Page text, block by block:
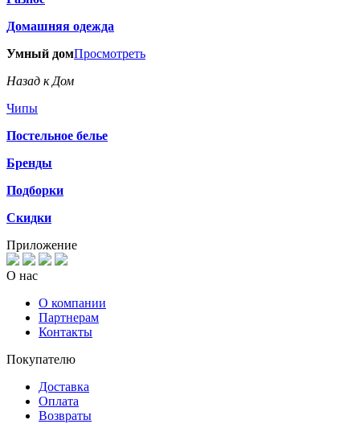
Домашняя одежда
Умный домПросмотреть
Назад к Дом
Чипы
Постельное белье
Бренды
Подборки
Скидки
Приложение
О нас
О компании
Партнерам
Контакты
Покупателю
Доставка
Оплата
Возвраты